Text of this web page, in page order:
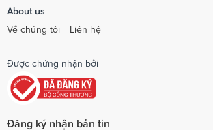
About us
Về chúng tôi
Liên hệ
Được chứng nhận bởi
Đăng ký nhận bản tin